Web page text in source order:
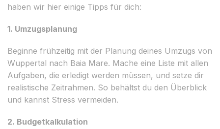
haben wir hier einige Tipps für dich:
1. Umzugsplanung
Beginne frühzeitig mit der Planung deines Umzugs von
Wuppertal nach Baia Mare. Mache eine Liste mit allen
Aufgaben, die erledigt werden müssen, und setze dir
realistische Zeitrahmen. So behältst du den Überblick
und kannst Stress vermeiden.
2. Budgetkalkulation